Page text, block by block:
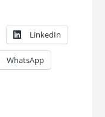
LinkedIn
WhatsApp